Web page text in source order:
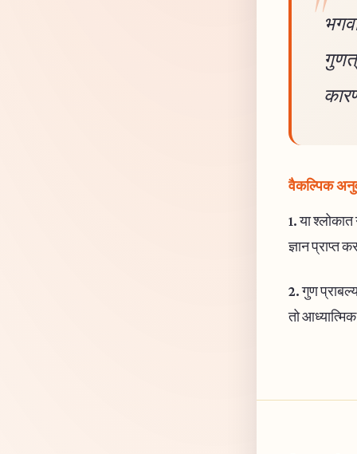
वैकल्पिक
1.या
ज्ञान प्राप्त
2.गुण
तो